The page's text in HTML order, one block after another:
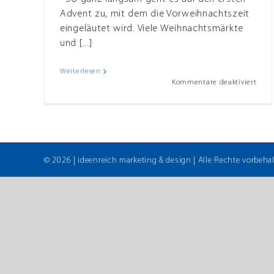
Advent zu, mit dem die Vorweihnachtszeit
eingeläutet wird. Viele Weihnachtsmärkte
und [...]
Weiterlesen
Kommentare deaktiviertfür
©2026 | ideenreich marketing & design | Alle Rechte